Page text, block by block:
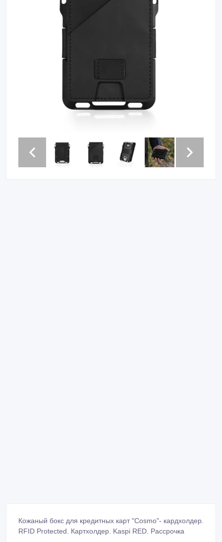
Кожаный бокс для кредитных карт "Cosmo"- кардхолдер.
RFID Protected. Картхолдер. Kaspi RED. Рассрочка